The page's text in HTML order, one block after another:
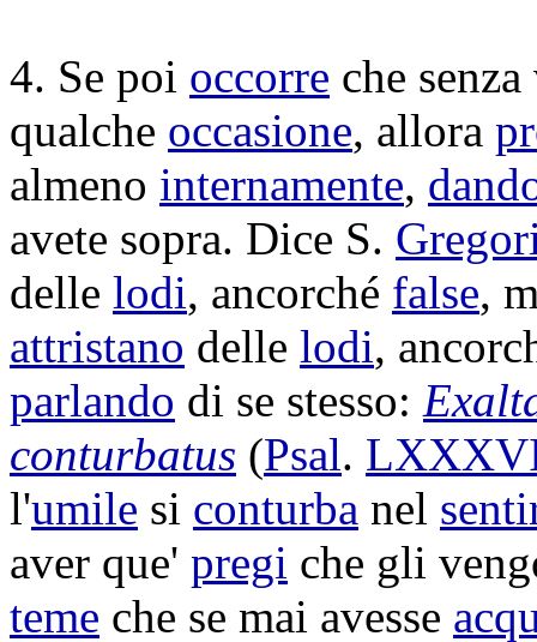
4. Se poi occorre che
qualche occasione, allora
almeno internamente,
avete sopra. Dice S.
delle lodi, ancorché false,
attristano delle lodi,
parlando di se stesso:
conturbatus (Psal.
l'umile si conturba nel
aver que' pregi che gli
teme che se mai avesse